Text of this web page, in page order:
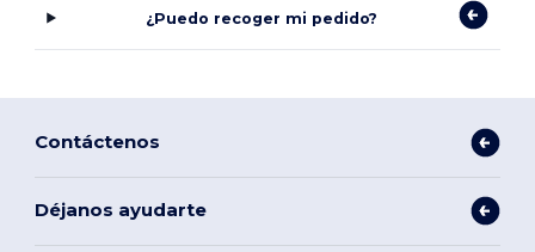
¿Puedo recoger mi pedido?
Contáctenos
Déjanos ayudarte